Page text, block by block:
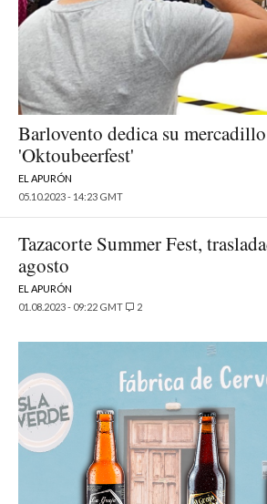
Barlovento dedica su
'Oktoubeerfest'
EL APURÓN
05.10.2023 - 14:23 GMT
Tazacorte Summer Fest,
agosto
EL APURÓN
01.08.2023 - 09:22 GMT
2